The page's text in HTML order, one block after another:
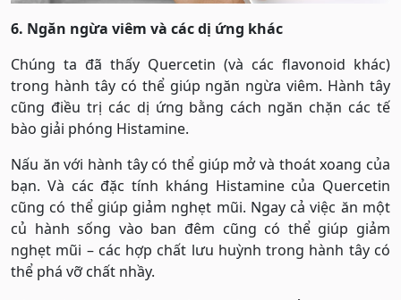
6. Ngăn ngừa viêm và các dị ứng khác
Chúng ta đã thấy Quercetin (và các flavonoid khác)
trong hành tây có thể giúp ngăn ngừa viêm. Hành tây
cũng điều trị các dị ứng bằng cách ngăn chặn các tế
bào giải phóng Histamine.
Nấu ăn với hành tây có thể giúp mở và thoát xoang của
bạn. Và các đặc tính kháng Histamine của Quercetin
cũng có thể giúp giảm nghẹt mũi. Ngay cả việc ăn một
củ hành sống vào ban đêm cũng có thể giúp giảm
nghẹt mũi – các hợp chất lưu huỳnh trong hành tây có
thể phá vỡ chất nhầy.